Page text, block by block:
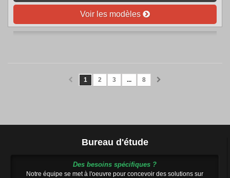
Voir les modèles
1 2 3 ... 8
Bureau d'étude
Des besoins spécifiques ?
Notre équipe se met à l'oeuvre pour concevoir des solutions sur